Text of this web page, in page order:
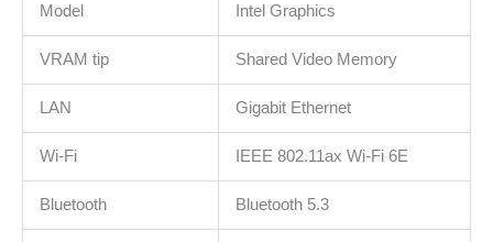
Model Intel Graphics
VRAM tip Shared Video Memory
LAN Gigabit Ethernet
Wi-Fi IEEE 802.11ax Wi-Fi 6E
Bluetooth Bluetooth 5.3